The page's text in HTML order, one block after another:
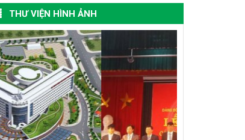
THƯ VIỆN HÌNH ẢNH